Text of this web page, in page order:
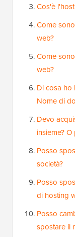
Cos'è
Come
web?
Come
web?
Di cosa ho
Nome di
Devo
insieme?
Posso
società?
Posso
di hosting
Posso
spostare il